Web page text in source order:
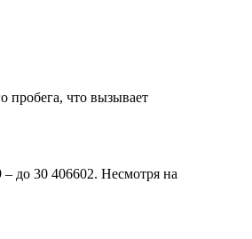
пробега, что вызывает
до 30 406602. Несмотря на